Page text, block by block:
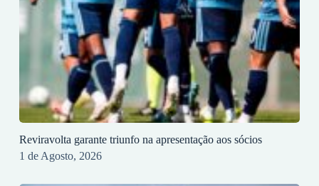
Reviravolta garante triunfo na apresentação aos sócios
1 de Agosto, 2026